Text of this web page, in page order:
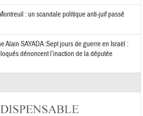
: un scandale politique anti-juif passé
Alain SAYADA :Sept jours de guerre en Israël :
dénoncent l’inaction de la députée